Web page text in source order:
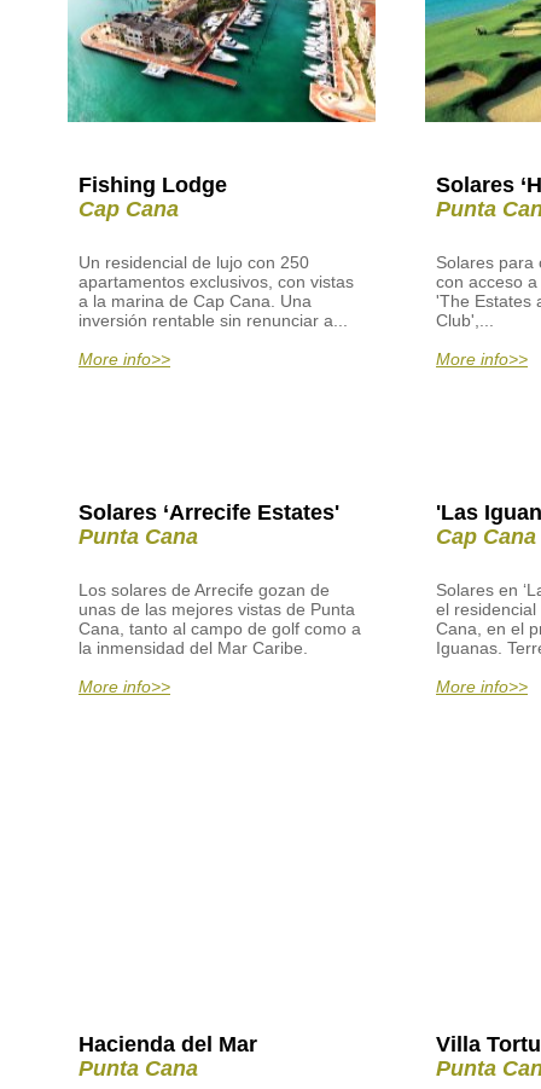
Fishing Lodge
Cap Cana
Un residencial de lujo con 250
apartamentos exclusivos, con vistas
a la marina de Cap Cana. Una
inversión rentable sin renunciar a...
More info>>
Solares
Punta
Solares para
con acceso
'The Estates
Club',...
More info>>
Solares ‘Arrecife Estates'
Punta Cana
Los solares de Arrecife gozan de
unas de las mejores vistas de Punta
Cana, tanto al campo de golf como a
la inmensidad del Mar Caribe.
More info>>
'Las
Cap Cana
Solares en
el
Cana, en el
Iguanas.
More info>>
Hacienda del Mar
Punta Cana
Villa
Punta